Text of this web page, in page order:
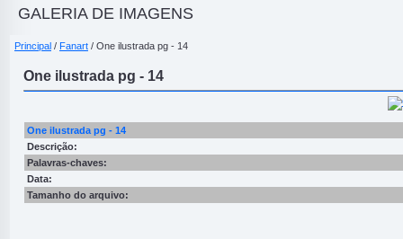
GALERIA DE IMAGENS
Principal / Fanart / One ilustrada pg - 14
One ilustrada pg - 14
One ilustrada pg - 14
Descrição:
Palavras-chaves:
Data:
Tamanho do arquivo: